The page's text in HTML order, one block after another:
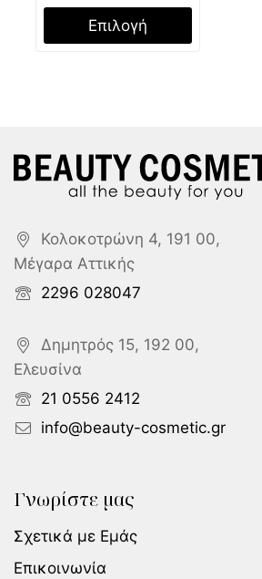
Επιλογή
Κολοκοτρώνη 4, 191 00,
Μέγαρα Αττικής
2296 028047
Δημητρός 15, 192 00,
Ελευσίνα
21 0556 2412
info@beauty-cosmetic.gr
Γνωρίστε μας
Σχετικά με Εμάς
Επικοινωνία